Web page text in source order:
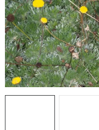
CHÉMIA
KVETINÁČE
DEKORÁCIE